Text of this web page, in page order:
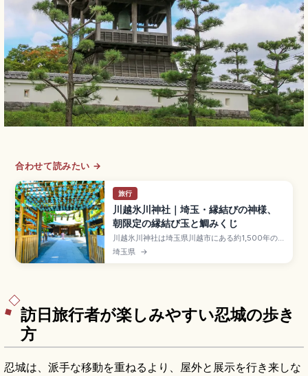
合わせて読みたい →
旅行
川越氷川神社｜埼玉・縁結びの神様、
朝限定の縁結び玉と鯛みくじ
川越氷川神社は埼玉県川越市にある約1,500年の
歴史を持つ縁結びのパワースポットで、五柱の主
祭神のうち二組がご夫婦の神様。朝に数限定の
埼玉県 →
訪日旅行者が楽しみやすい忍城の歩き
方
忍城は、派手な移動を重ねるより、屋外と展示を行き来しな